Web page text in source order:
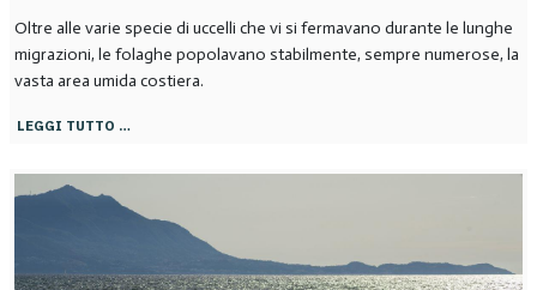
Oltre alle varie specie di uccelli che vi si fermavano durante le lunghe
migrazioni, le folaghe popolavano stabilmente, sempre numerose, la
vasta area umida costiera.
LEGGI TUTTO …